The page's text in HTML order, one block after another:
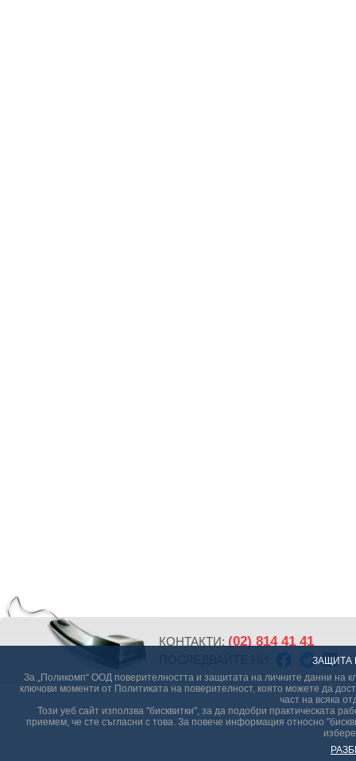
ЗАЩИТА
За „Поликомп“ ООД поверителността и защитата на личните данни на
ключови моменти от Политиката на поверителност, която можете да
част на всяка
Този уеб сайт използва "бисквитки", за да подобри практическата
приемем, че сте съгласни с това. За повече информация относно
КОНТАКТИ: (02) 814 41 41